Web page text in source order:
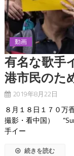
動画
有名な歌
港市民のた
2019年8月22日
８月１８日１７０万
撮影・看中国）
手イー
続きを読む